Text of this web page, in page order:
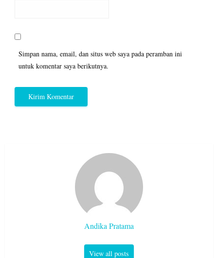
Simpan nama, email, dan situs web saya pada peramban ini
untuk komentar saya berikutnya.
Andika Pratama
View all posts